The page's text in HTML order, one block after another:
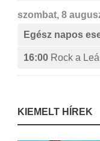
szombat, 8
Egész napos
16:00 Rock a
KIEMELT HÍREK